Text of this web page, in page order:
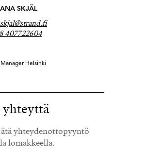
SKJÄL
407722604
Helsinki
yhteyttä
yhteydenottopyyntö
lomakkeella.